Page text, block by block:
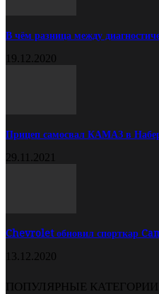
В чём разница между
19.12.2020
Прицеп самосвал КАМАЗ в
29.11.2021
Chevrolet обновил спорткар
13.12.2020
ПОПУЛЯРНЫЕ КАТЕГОРИИ